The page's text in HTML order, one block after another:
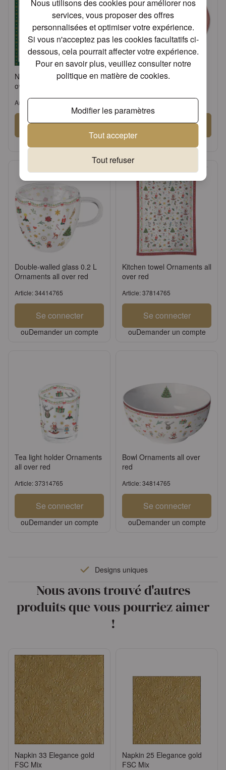
Nous utilisons des cookies pour améliorer nos
services, vous proposer des offres
personnalisées et optimiser votre expérience.
Si vous n'acceptez pas les cookies facultatifs ci-
dessous, cela pourrait affecter votre expérience.
Pour en savoir plus, veuillez consulter notre
politique en matière de cookies.
Modifier les paramètres
Tout accepter
Tout refuser
Napkin 33 Ornaments all
over green FSC Mix
Article: 33314766
Se connecter
Demander un compte
Tray melamine 13x21 cm
Se connecter
ouDemander un compte
Double-walled glass 0.2 L
Ornaments all over red
Article: 34414765
Se connecter
ouDemander un compte
Kitchen towel Ornaments all
over red
Article: 37814765
Se connecter
ouDemander un compte
Tea light holder Ornaments
all over red
Article: 37314765
Se connecter
ouDemander un compte
Bowl Ornaments all over
red
Article: 34814765
Se connecter
ouDemander un compte
Designs uniques
Nous avons trouvé d'autres
produits que vous pourriez aimer
!
Napkin 33 Elegance gold
FSC Mix
Napkin 25 Elegance gold
FSC Mix